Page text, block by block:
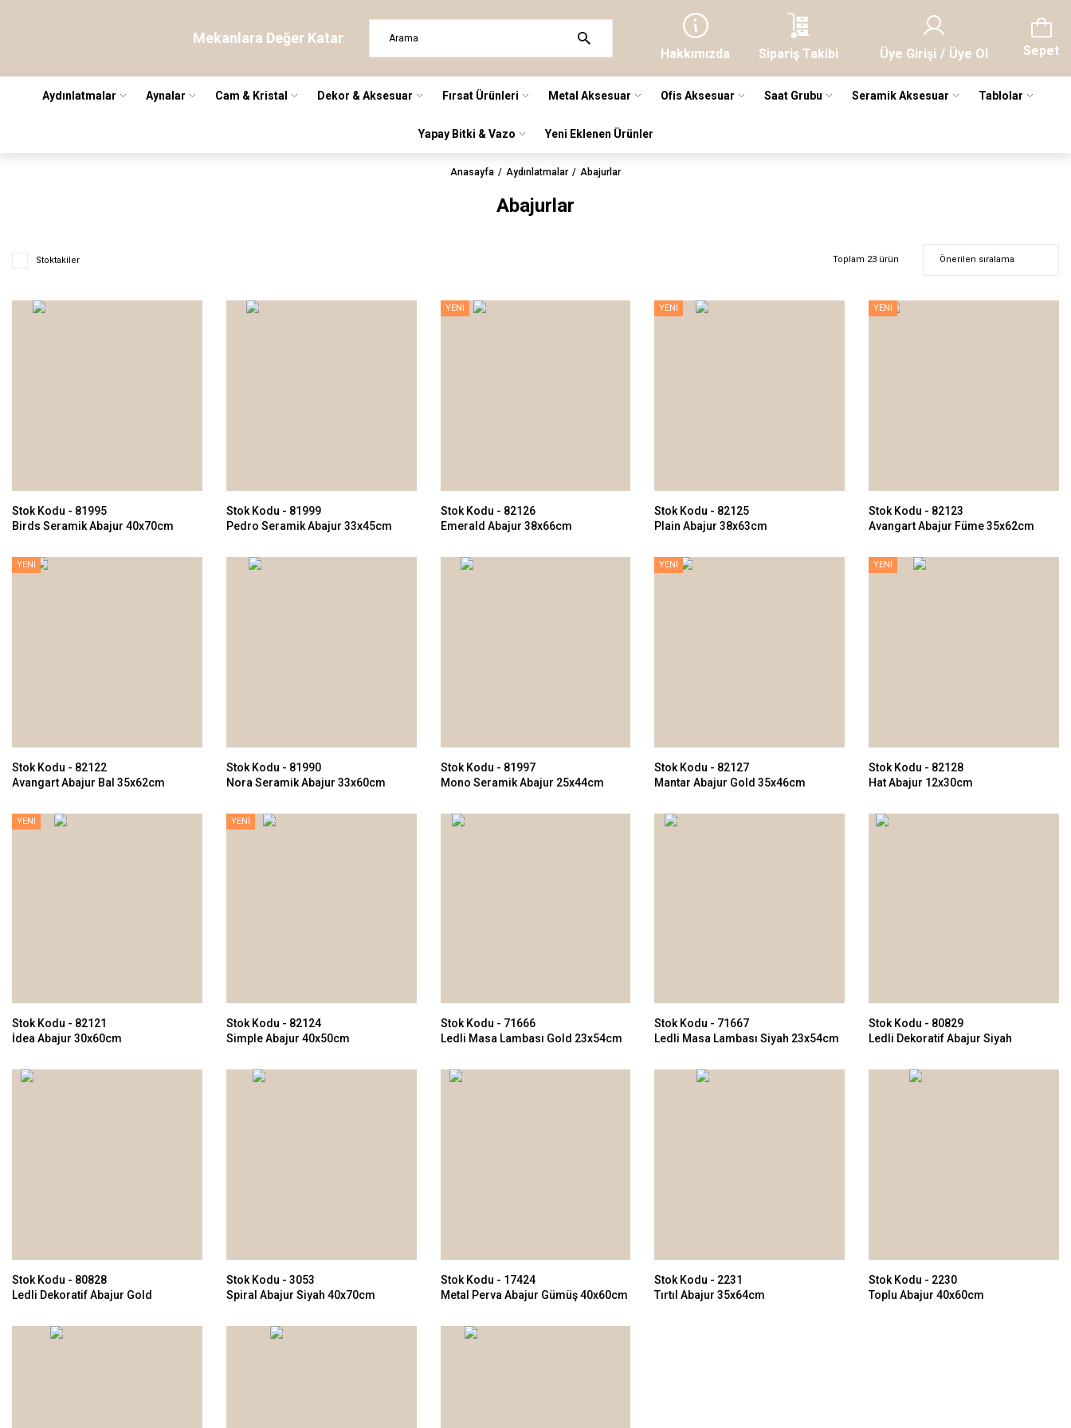
Mekanlara Değer Katar
Hakkımızda Sipariş Takibi Üye Girişi / Üye Ol Sepet
Aydınlatmalar Aynalar Cam & Kristal Dekor & Aksesuar Fırsat Ürünleri Metal Aksesuar Ofis Aksesuar Saat Grubu Seramik Aksesuar Tablolar
Yapay Bitki & Vazo Yeni Eklenen Ürünler
Anasayfa Aydınlatmalar Abajurlar
Abajurlar
Stoktakiler Toplam 23 ürün
Stok Kodu - 81995
Birds Seramik Abajur 40x70cm
Stok Kodu - 81999
Pedro Seramik Abajur 33x45cm
YENİ
Stok Kodu - 82126
Emerald Abajur 38x66cm
YENİ
Stok Kodu - 82125
Plain Abajur 38x63cm
YENİ
Stok Kodu - 82123
Avangart Abajur Füme 35x62cm
YENİ
Stok Kodu - 82122
Avangart Abajur Bal 35x62cm
Stok Kodu - 81990
Nora Seramik Abajur 33x60cm
Stok Kodu - 81997
Mono Seramik Abajur 25x44cm
YENİ
Stok Kodu - 82127
Mantar Abajur Gold 35x46cm
YENİ
Stok Kodu - 82128
Hat Abajur 12x30cm
YENİ
Stok Kodu - 82121
İdea Abajur 30x60cm
YENİ
Stok Kodu - 82124
Simple Abajur 40x50cm
Stok Kodu - 71666
Ledli Masa Lambası Gold 23x54cm
Stok Kodu - 71667
Ledli Masa Lambası Siyah 23x54cm
Stok Kodu - 80829
Ledli Dekoratif Abajur Siyah
Stok Kodu - 80828
Ledli Dekoratif Abajur Gold
Stok Kodu - 3053
Spiral Abajur Siyah 40x70cm
Stok Kodu - 17424
Metal Perva Abajur Gümüş 40x60cm
Stok Kodu - 2231
Tırtıl Abajur 35x64cm
Stok Kodu - 2230
Toplu Abajur 40x60cm